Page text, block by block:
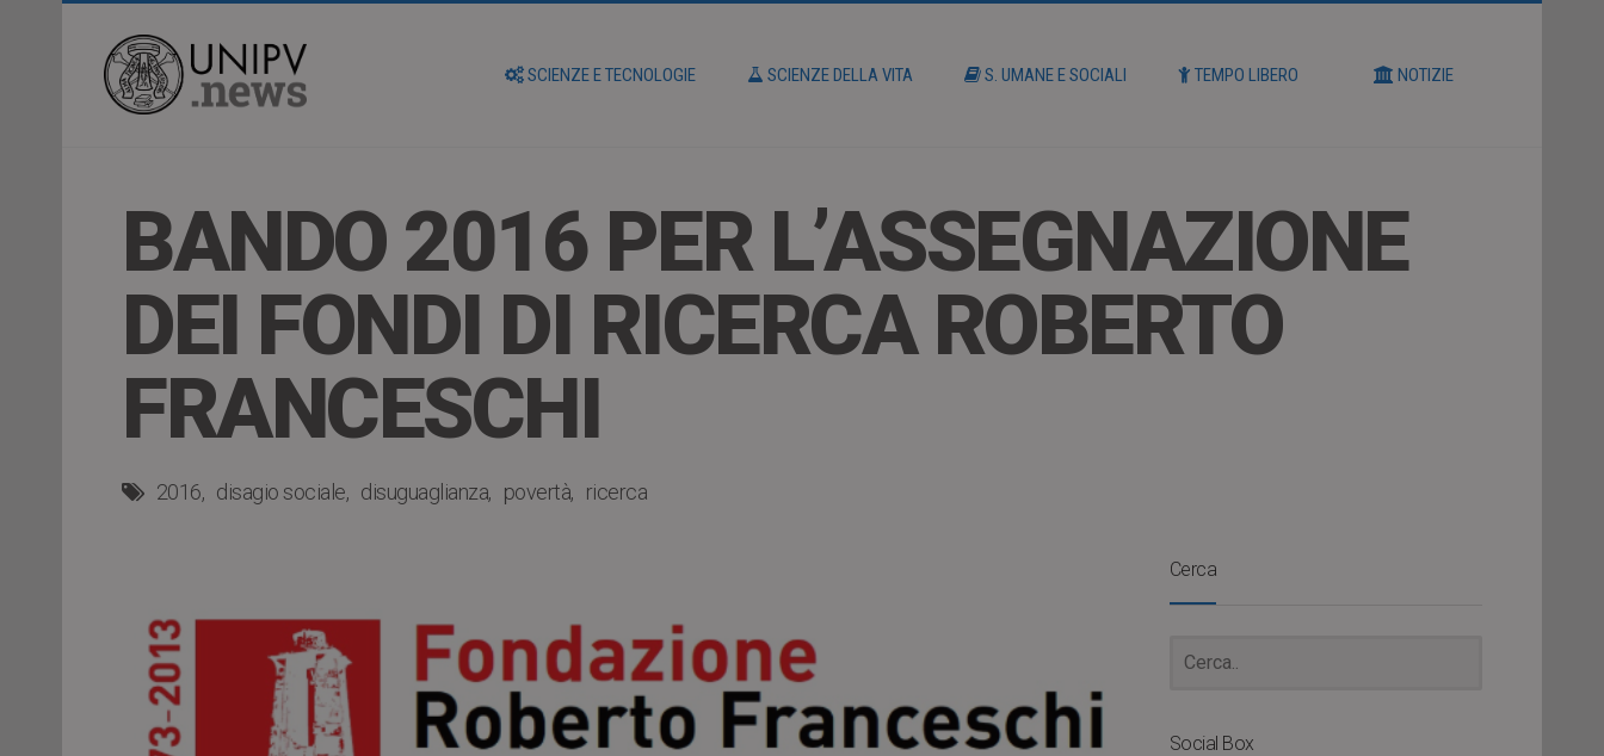
SCIENZE E TECNOLOGIE SCIENZE DELLA VITA S. UMANE E SOCIALI TEMPO LIBERO NOTIZIE
BANDO 2016 PER L’ASSEGNAZIONE
DEI FONDI DI RICERCA ROBERTO
FRANCESCHI
2016 disagio sociale disuguaglianza povertà ricerca
Cerca
Social Box